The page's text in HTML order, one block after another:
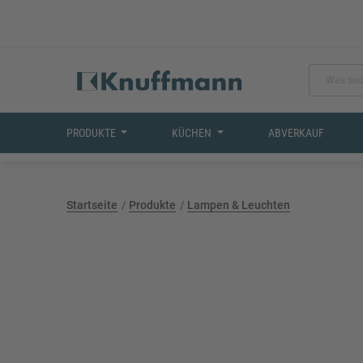
PRODUKTE KÜCHEN ABVERKAUF
Startseite Produkte Lampen & Leuchten